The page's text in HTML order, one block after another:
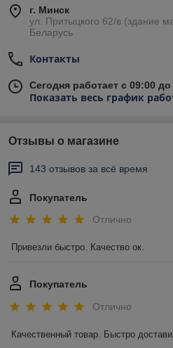
г. Минск
ул. Притыцкого 62/в (здание
Беларусь
Контакты
Сегодня работает с 09:00 до
Показать весь график
Отзывы о магазине
143 отзывов за всё время
Покупатель
Отлично
Привезли быстро. Качество ок.
Покупатель
Отлично
Качественный товар. Быстро